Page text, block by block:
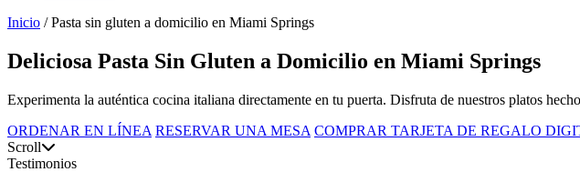
Inicio / Pasta sin gluten a domicilio en Miami Springs
Deliciosa Pasta Sin Gluten a Domicilio en Miami Springs
Experimenta la auténtica cocina italiana directamente en tu puerta. Disfruta de nuestros platos
ORDENAR EN LÍNEA RESERVAR UNA MESA COMPRAR TARJETA DE REGALO
Scroll
Testimonios